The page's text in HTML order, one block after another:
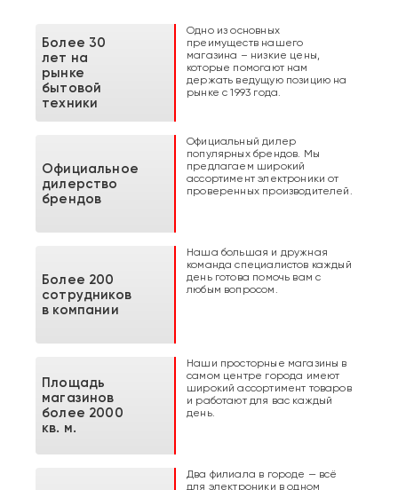
Более 30
лет на
рынке
бытовой
техники
Одно из основных
преимуществ нашего
магазина – низкие цены,
которые помогают нам
держать ведущую позицию на
рынке с 1993 года.
Официальное
дилерство
брендов
Официальный дилер
популярных брендов. Мы
предлагаем широкий
ассортимент электроники от
проверенных производителей.
Более 200
сотрудников
в компании
Наша большая и дружная
команда специалистов каждый
день готова помочь вам с
любым вопросом.
Площадь
магазинов
более 2000
кв. м.
Наши просторные магазины в
самом центре города имеют
широкий ассортимент товаров
и работают для вас каждый
день.
Два филиала в городе — всё
для электроники в одном